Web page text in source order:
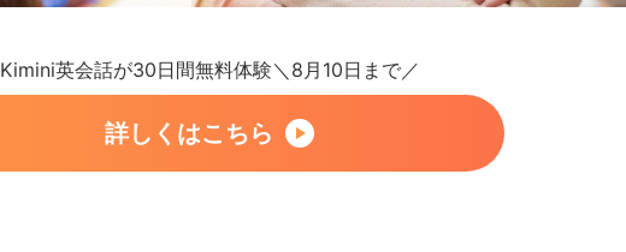
Kimini英会話が30日間無料体験＼8月10日まで／
詳しくはこちら